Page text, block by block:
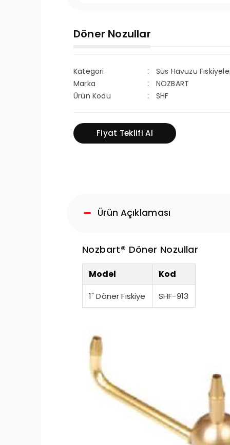
Döner Nozullar
Kategori
Süs Havuzu
Marka
NOZBART
Ürün Kodu
SHF
Fiyat Teklifi Al
Ürün Açıklaması
Nozbart® Döner Nozullar
Model Kod
1" Döner Fıskiye SHF-913